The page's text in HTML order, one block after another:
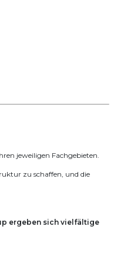
jeweiligen Fachgebieten.
zu schaffen, und die
ergeben sich vielfältige